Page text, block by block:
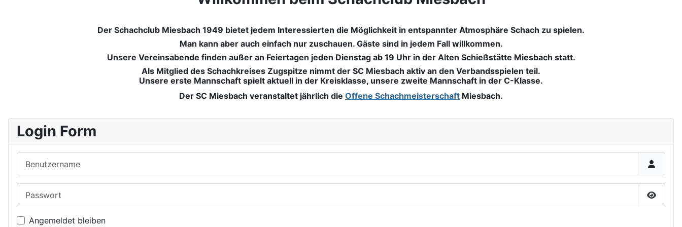
Der Schachclub Miesbach 1949 bietet jedem Interessierten die Möglichkeit in entspannter Atmosphäre Schach zu spielen.
Man kann aber auch einfach nur zuschauen. Gäste sind in jedem Fall willkommen.
Unsere Vereinsabende finden außer an Feiertagen jeden Dienstag ab 19 Uhr in der Alten Schießstätte Miesbach statt.
Als Mitglied des Schachkreises Zugspitze nimmt der SC Miesbach aktiv an den Verbandsspielen teil.
Unsere erste Mannschaft spielt aktuell in der Kreisklasse, unsere zweite Mannschaft in der C-Klasse.
Der SC Miesbach veranstaltet jährlich die Offene Schachmeisterschaft Miesbach.
Login Form
Angemeldet bleiben